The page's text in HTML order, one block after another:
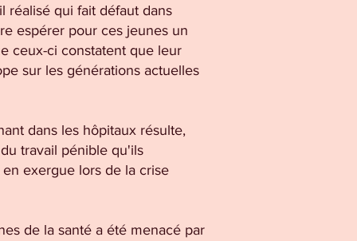
réalisé qui fait défaut dans
espérer pour ces jeunes un
ceux-ci constatent que leur
sur les générations actuelles
dans les hôpitaux résulte,
travail pénible qu'ils
exergue lors de la crise
de la santé a été menacé par